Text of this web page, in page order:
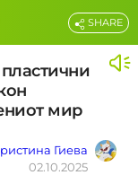
мир
Гиева
02.10.2025
SHARE